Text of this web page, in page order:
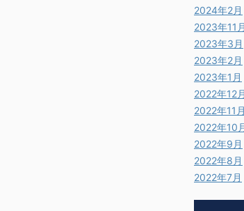
2024年2月
2023年11月
2023年3月
2023年2月
2023年1月
2022年12月
2022年11月
2022年10
2022年9月
2022年8月
2022年7月